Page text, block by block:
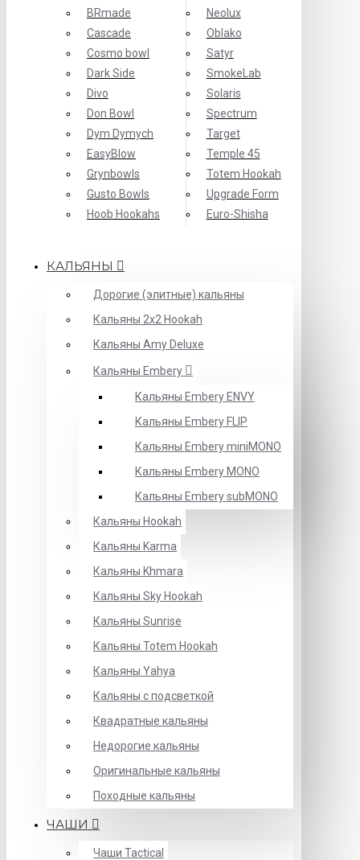
BRmade
Cascade
Cosmo bowl
Dark Side
Divo
Don Bowl
Dym Dymych
EasyBlow
Grynbowls
Gusto Bowls
Hoob Hookahs
Neolux
Oblako
Satyr
SmokeLab
Solaris
Spectrum
Target
Temple 45
Totem Hookah
Upgrade Form
Еuro-Shisha
КАЛЬЯНЫ
Дорогие (элитные) кальяны
Кальяны 2х2 Hookah
Кальяны Amy Deluxe
Кальяны Embery
Кальяны Embery ENVY
Кальяны Embery FLIP
Кальяны Embery miniMONO
Кальяны Embery MONO
Кальяны Embery subMONO
Кальяны Hookah
Кальяны Karma
Кальяны Khmara
Кальяны Sky Hookah
Кальяны Sunrise
Кальяны Totem Hookah
Кальяны Yahya
Кальяны с подсветкой
Квадратные кальяны
Недорогие кальяны
Оригинальные кальяны
Походные кальяны
ЧАШИ
Чаши Tactical